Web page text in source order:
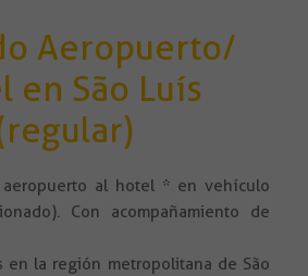
Aeropuerto/
en São Luís
aeropuerto al hotel * en vehículo
Con acompañamiento de
en la región metropolitana de São